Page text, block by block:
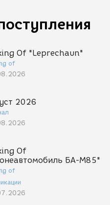
Of "Leprechaun"
of
2026
Of
БА-М85"
of